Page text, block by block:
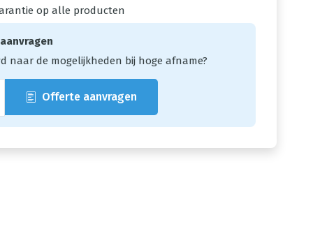
op alle producten
naar de mogelijkheden bij hoge afname?
Offerte aanvragen